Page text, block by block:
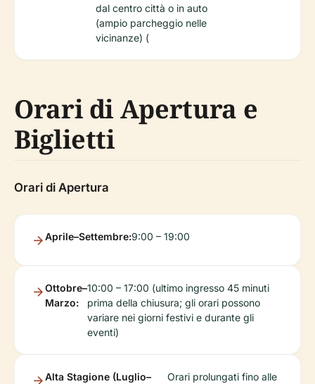
dal centro città o in auto
(ampio parcheggio nelle
vicinanze) (
Orari di Apertura e
Biglietti
Orari di Apertura
Aprile–Settembre:9:00 – 19:00
Ottobre–
Marzo:
10:00 – 17:00 (ultimo ingresso 45 minuti
prima della chiusura; gli orari possono
variare nei giorni festivi e durante gli
eventi)
Alta Stagione (Luglio–
Orari prolungati fino alle